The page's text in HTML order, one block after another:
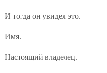
И тогда он увидел это.
Имя.
Настоящий владелец.